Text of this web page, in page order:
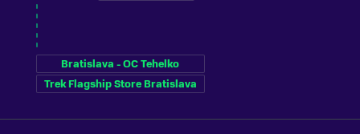
Bratislava - OC Tehelko
Trek Flagship Store Bratislava